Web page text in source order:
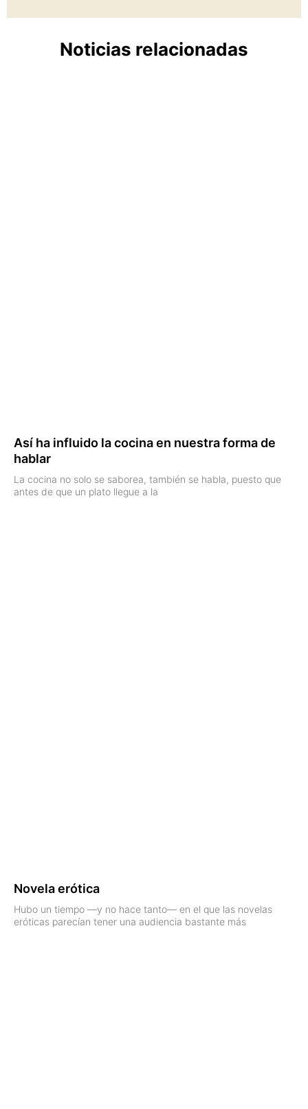
Noticias relacionadas
Así ha influido la cocina en nuestra forma de
hablar
La cocina no solo se saborea, también se habla, puesto que
antes de que un plato llegue a la
Novela erótica
Hubo un tiempo —y no hace tanto— en el que las novelas
eróticas parecían tener una audiencia bastante más